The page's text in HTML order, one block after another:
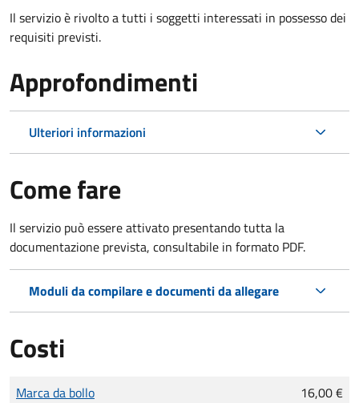
Il servizio è rivolto a tutti i soggetti interessati in possesso dei
requisiti previsti.
Approfondimenti
Ulteriori informazioni
Come fare
Il servizio può essere attivato presentando tutta la
documentazione prevista, consultabile in formato PDF.
Moduli da compilare e documenti da allegare
Costi
Tipo di pagamento
Importo
Marca da bollo 16,00 €